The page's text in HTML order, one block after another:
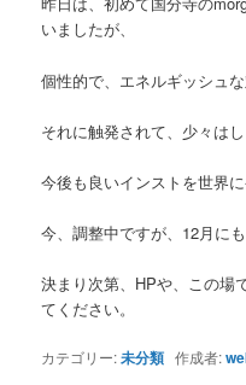
いましたが、
個性的で、エネルギッシュ
それに触発されて、少々は
今後も良いインストを世界
今、調整中ですが、12月に
決まり次第、HPや、この場
てください。
カテゴリー:未分類 作成者: